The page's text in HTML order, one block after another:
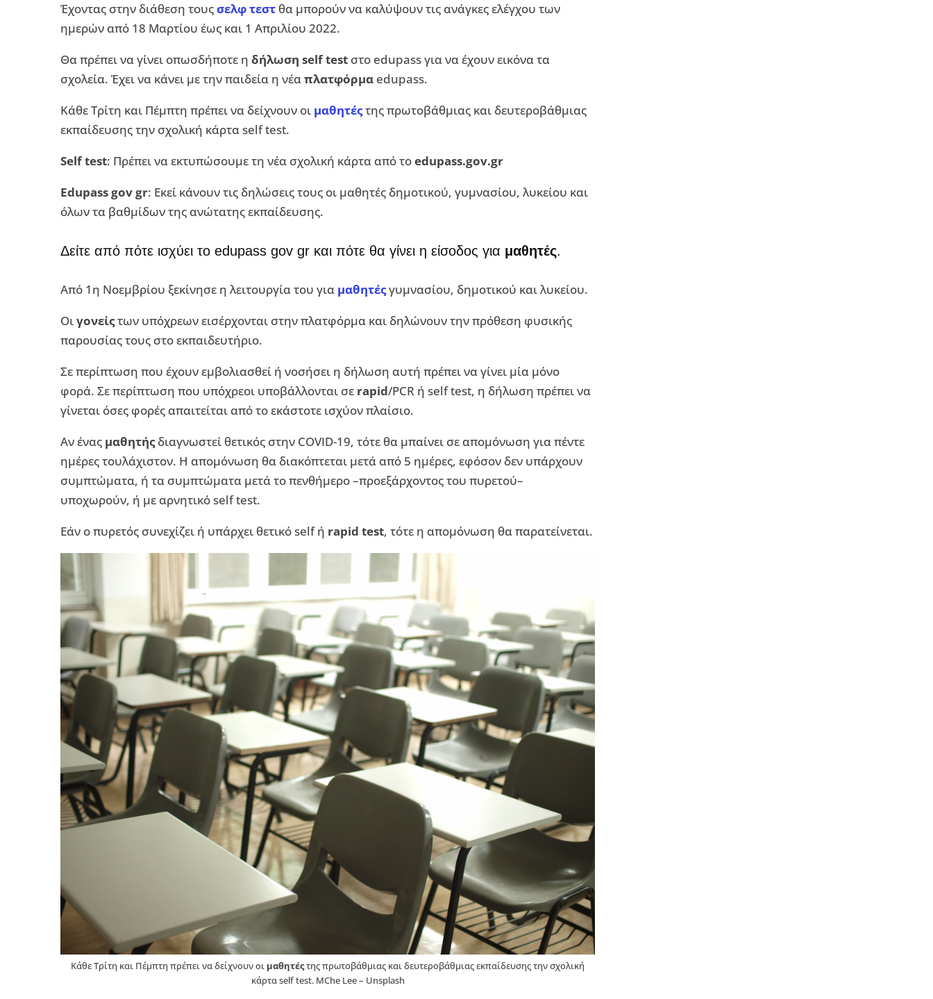
Έχοντας στην διάθεση τουςσελφ τεστ θα μπορούν να καλύψουν τις ανάγκες ελέγχου των
ημερών από 18 Μαρτίου έως και 1 Απριλίου 2022.
Θα πρέπει να γίνει οπωσδήποτε η δήλωση self test στο edupass για να έχουν εικόνα τα
σχολεία. Έχει να κάνει με την παιδεία η νέαπλατφόρμα edupass.
Κάθε Τρίτη και Πέμπτη πρέπει να δείχνουν οι μαθητέςτης πρωτοβάθμιας και δευτεροβάθμιας
εκπαίδευσης την σχολική κάρτα self test.
Self test: Πρέπει να εκτυπώσουμε τη νέα σχολική κάρτα από τοedupass.gov.gr
Edupass gov gr: Εκεί κάνουν τις δηλώσεις τους οι μαθητές δημοτικού, γυμνασίου, λυκείου και
όλων τα βαθμίδων της ανώτατης εκπαίδευσης.
Δείτε από πότε ισχύει το edupass gov gr και πότε θα γίνει η είσοδος για μαθητές.
Από 1η Νοεμβρίου ξεκίνησε η λειτουργία του για μαθητέςγυμνασίου, δημοτικού και λυκείου.
Οιγονείςτων υπόχρεων εισέρχονται στην πλατφόρμα και δηλώνουν την πρόθεση φυσικής
παρουσίας τους στο εκπαιδευτήριο.
Σε περίπτωση που έχουν εμβολιασθεί ή νοσήσει η δήλωση αυτή πρέπει να γίνει μία μόνο
φορά. Σε περίπτωση που υπόχρεοι υποβάλλονται σε rapid/PCR ή self test, η δήλωση πρέπει να
γίνεται όσες φορές απαιτείται από το εκάστοτε ισχύον πλαίσιο.
Αν ένας μαθητήςδιαγνωστεί θετικός στην COVID-19, τότε θα μπαίνει σε απομόνωση για πέντε
ημέρες τουλάχιστον. Η απομόνωση θα διακόπτεται μετά από 5 ημέρες, εφόσον δεν υπάρχουν
συμπτώματα, ή τα συμπτώματα μετά το πενθήμερο –προεξάρχοντος του πυρετού–
υποχωρούν, ή με αρνητικό self test.
Εάν ο πυρετός συνεχίζει ή υπάρχει θετικό self ή rapid test, τότε η απομόνωση θα παρατείνεται.
Κάθε Τρίτη και Πέμπτη πρέπει να δείχνουν οι μαθητέςτης πρωτοβάθμιας και δευτεροβάθμιας εκπαίδευσης την σχολική
κάρτα self test. MChe Lee – Unsplash